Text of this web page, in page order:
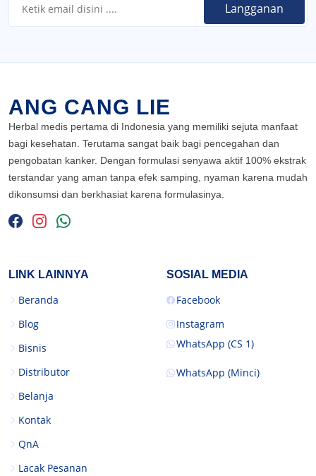
ANG CANG LIE
Herbal medis pertama di Indonesia yang memiliki sejuta manfaat
bagi kesehatan. Terutama sangat baik bagi pencegahan dan
pengobatan kanker. Dengan formulasi senyawa aktif 100% ekstrak
terstandar yang aman tanpa efek samping, nyaman karena mudah
dikonsumsi dan berkhasiat karena formulasinya.
LINK LAINNYA
Beranda
Blog
Bisnis
Distributor
Belanja
Kontak
QnA
Lacak Pesanan
SOSIAL MEDIA
Facebook
Instagram
WhatsApp (CS 1)
WhatsApp (Minci)